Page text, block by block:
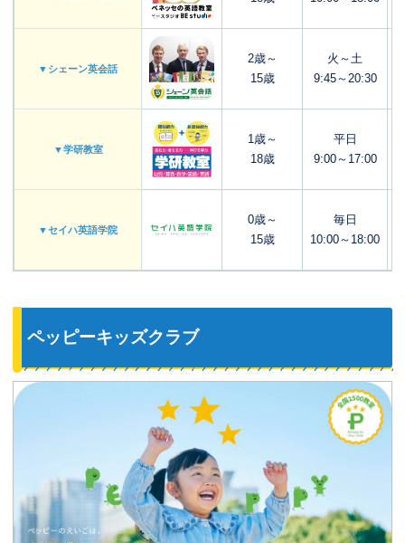
▼シェーン英会話
2歳～
15歳
火～土
9:45～20:30
▼学研教室
1歳～
18歳
平日
9:00～17:00
▼セイハ英語学院
0歳～
15歳
毎日
10:00～18:00
ペッピーキッズクラブ